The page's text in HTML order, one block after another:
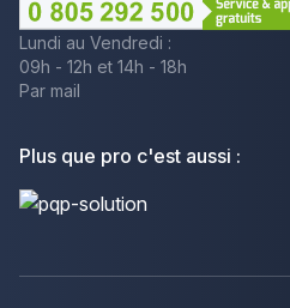
Lundi au Vendredi :
09h - 12h et 14h - 18h
Par mail
Plus que pro c'est aussi :